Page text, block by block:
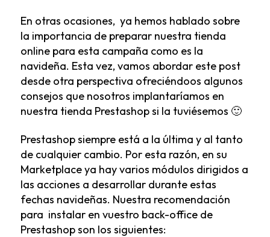
En otras ocasiones, ya hemos hablado sobre
la importancia de preparar nuestra tienda
online para esta campaña como es la
navideña. Esta vez, vamos abordar este post
desde otra perspectiva ofreciéndoos algunos
consejos que nosotros implantaríamos en
nuestra tienda Prestashop si la tuviésemos 🙂
Prestashop siempre está a la última y al tanto
de cualquier cambio. Por esta razón, en su
Marketplaceya hay varios módulos dirigidos a
las acciones a desarrollar durante estas
fechas navideñas. Nuestra recomendación
para instalar en vuestro back-office de
Prestashop son los siguientes: